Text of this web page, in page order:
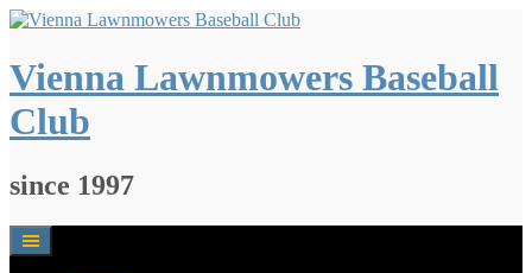
Springe
Inhalt
Vienna Lawnmowers Baseball
Club
since 1997